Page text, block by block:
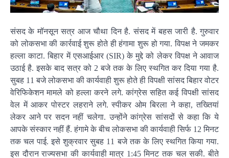
संसद के मॉनसून सत्र आज चौथा दिन है. संसद में बहस जारी है. गुरुवार
को लोकसभा की कार्रवाई शुरू होते ही हंगामा शुरू हो गया. विपक्ष ने जमकर
हल्ला काटा. बिहार में एसआईआर (SIR) के मुद्दे को लेकर विपक्ष ने आवाज
उठाई है. इसके बाद सत्र को 2 बजे तक के लिए स्थगित कर दिया गया है.
सुबह 11 बजे लोकसभा की कार्यवाही शुरू होते ही विपक्षी सांसद बिहार वोटर
वेरिफिकेशन मामले को हल्ला करने लगे. कांग्रेस सहित कई विपक्षी सांसद
वेल में आकर पोस्टर लहराने लगे. स्पीकर ओम बिरला ने कहा, तख्तियां
लेकर आने पर सदन नहीं चलेगा. उन्होंने कांग्रेस सांसदों से कहा कि ये
आपके संस्कार नहीं हैं. हंगामे के बीच लोकसभा की कार्यवाही सिर्फ 12 मिनट
तक चल पाई. इसे शुक्रवार सुबह 11 बजे तक के लिए स्थगित किया गया.
इस दौरान राज्यसभा की कार्यवाही मात्र 1:45 मिनट तक चल सकी. बीते